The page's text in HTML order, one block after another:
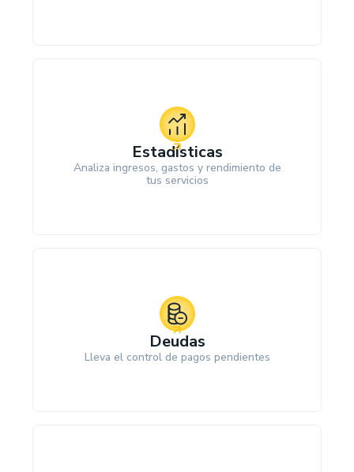
Estadísticas
Analiza ingresos, gastos y rendimiento de
tus servicios
Deudas
Lleva el control de pagos pendientes